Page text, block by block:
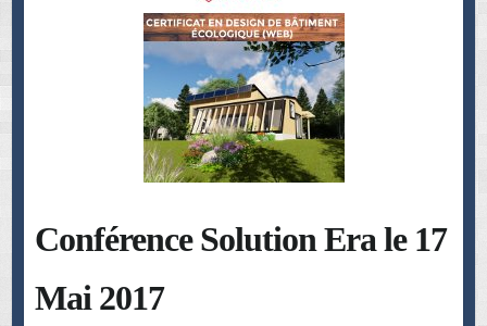
Conférence Solution Era le 17
Mai 2017